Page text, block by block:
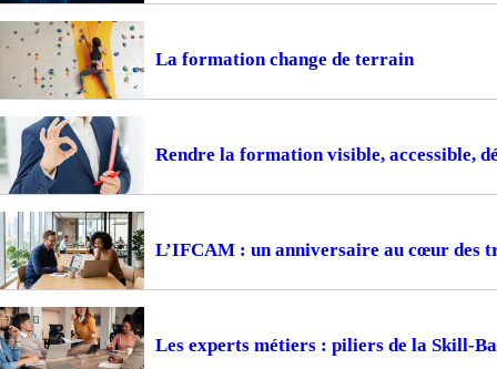
La formation change de terrain
Rendre la formation visible, accessible,
L’IFCAM : un anniversaire au cœur des
Les experts métiers : piliers de la Skill-